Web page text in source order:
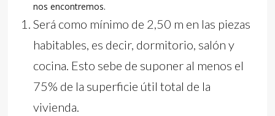
nos encontremos.
Será como mínimo de 2,50 m en las piezas
habitables, es decir, dormitorio, salón y
cocina. Esto sebe de suponer al menos el
75% de la superficie útil total de la
vivienda.